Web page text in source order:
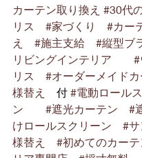
カーテン取り換え #30代
リス
#家づくり
#カー
え
#施主支給 #縦型ブ
リビングインテリア
#
リス
#オーダーメイド
様替え
付 #電動ロール
ン
#遮光カーテン #
けロールスクリーン
#
様替え
#初めてのカーテ